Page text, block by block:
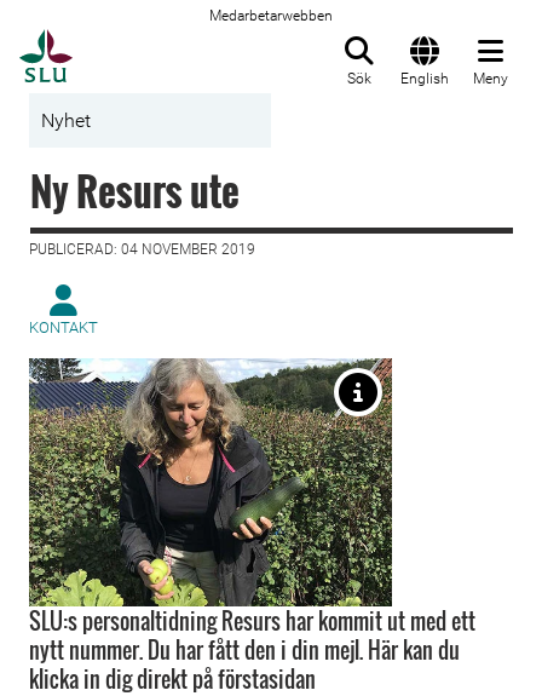
Medarbetarwebben
Sök English Meny
Nyhet
Ny Resurs ute
PUBLICERAD: 04 NOVEMBER 2019
KONTAKT
SLU:s personaltidning Resurs har kommit ut med ett
nytt nummer. Du har fått den i din mejl. Här kan du
klicka in dig direkt på förstasidan